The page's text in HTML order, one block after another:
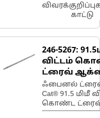
பவரை
இது
நகர்த்த
காட்டு
246-5267:
விட்டம்
ட்ரைவ்
ஷாஃப்ட்
ஃபைனல்
Cat® 91.5 மிமீ
கொண்ட
ஆக்ஸில் இடது